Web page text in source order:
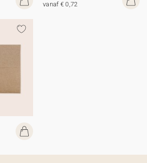
vanaf € 0,72